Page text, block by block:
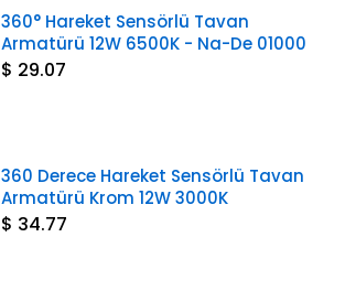
360° Hareket Sensörlü Tavan
Armatürü 12W 6500K - Na-De 01000
$ 29.07
360 Derece Hareket Sensörlü Tavan
Armatürü Krom 12W 3000K
$ 34.77